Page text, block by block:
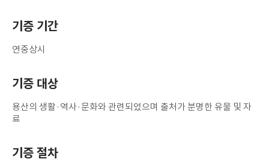
기증 기간
연중상시
기증 대상
용산의 생활·역사·문화와 관련되었으며 출처가 분명한 유물 및 자
료
기증 절차